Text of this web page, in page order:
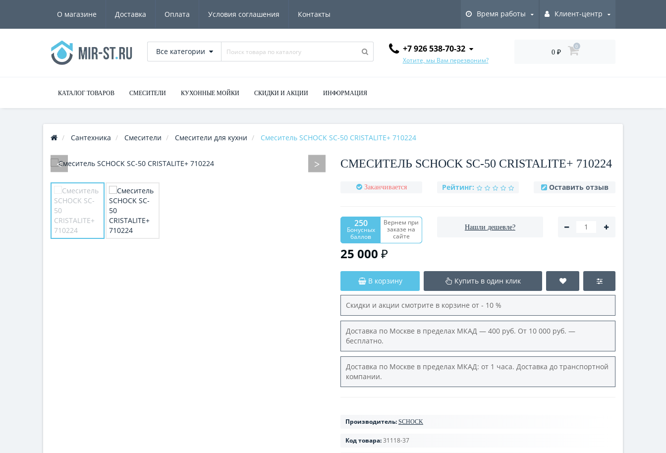
О магазине Доставка Оплата Условия соглашения Контакты Время работы Клиент-центр
Все категории +7 926 538-70-32
Хотите, мы Вам перезвоним?
0 ₽
0
КАТАЛОГ ТОВАРОВ СМЕСИТЕЛИ КУХОННЫЕ МОЙКИ СКИДКИ И АКЦИИ ИНФОРМАЦИЯ
Сантехника Смесители Смесители для кухни Смеситель SCHOCK SC-50 CRISTALITE+ 710224
СМЕСИТЕЛЬ SCHOCK SC-50 CRISTALITE+ 710224
Заканчивается Рейтинг: Оставить отзыв
250
Бонусных
баллов
Вернем при
заказе на
сайте
25 000 ₽
Нашли дешевле?
В корзину Купить в один клик
Скидки и акции смотрите в корзине от - 10 %
Доставка по Москве в пределах МКАД — 400 руб. От 10 000 руб. —
бесплатно.
Доставка по Москве в пределах МКАД: от 1 часа. Доставка до транспортной
компании.
Производитель: SCHOCK
Код товара:31118-37